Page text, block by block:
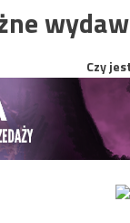
Czy